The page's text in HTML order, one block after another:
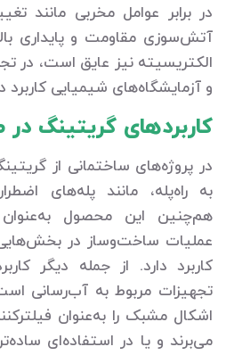
در برابر عوامل مخربی مانند
آتش‌سوزی مقاومت و پایداری
الکتریسیته نیز عایق است، در
و آزمایشگاه‌های شیمیایی کاربرد
کاربردهای گریتینگ
در پروژه‌های ساختمانی از
به راه‌پله، مانند پله‌های
هم‌چنین این محصول
عملیات ساخت‌وساز در
کاربرد دارد. از جمله دیگر
تجهیزات مربوط به آب‌رسانی
اشکال مشبک را به‌عنوان
می‌برند و یا در استفاده‌ای